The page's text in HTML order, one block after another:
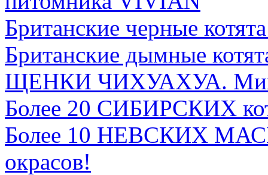
Британские черные
Британские дымные
ЩЕНКИ ЧИХУАХУА.
Более 20 СИБИРСКИХ
Более 10 НЕВСКИХ
окрасов!